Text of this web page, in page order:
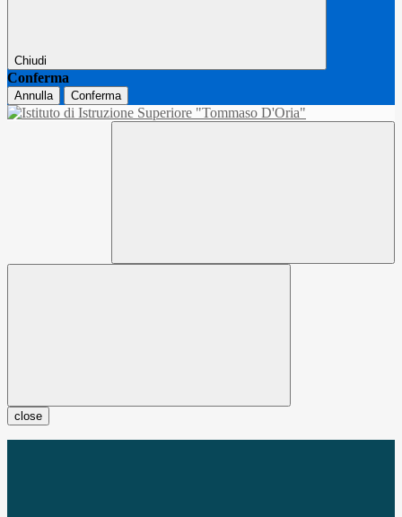
Chiudi
Conferma
Annulla Conferma
close